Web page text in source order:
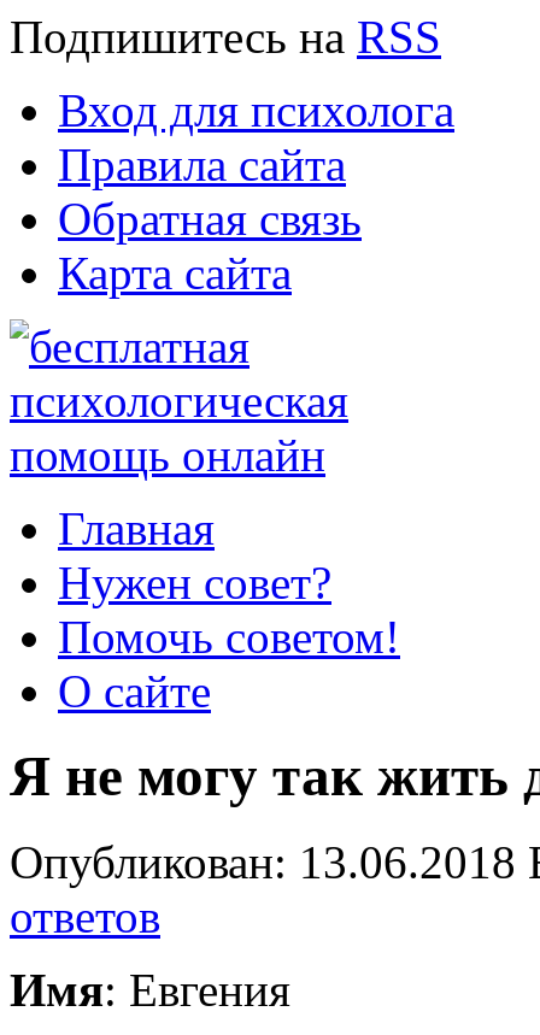
Подпишитесь на RSS
Вход для психолога
Правила сайта
Обратная связь
Карта сайта
Главная
Нужен совет?
Помочь советом!
О сайте
Я не могу так жить
Опубликован:
ответов
Имя: Евгения